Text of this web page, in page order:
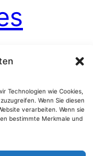
Technologien wie Cookies,
Wenn Sie diesen
verarbeiten. Wenn sie
bestimmte Merkmale und